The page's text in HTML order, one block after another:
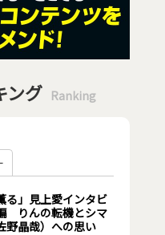
ング Ranking
る」見上愛インタビ
りんの転機とシマ
野晶哉）への思い